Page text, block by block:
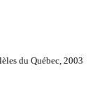
du Québec, 2003